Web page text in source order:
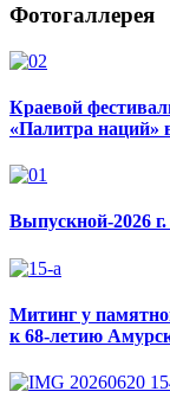
Фотогаллерея
Краевой
«Палитра наций»
Выпускной-2026
Митинг у
к 68-летию